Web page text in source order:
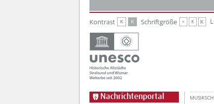
Kontrast K K Schriftgröße K K K
Nachrichtenportal